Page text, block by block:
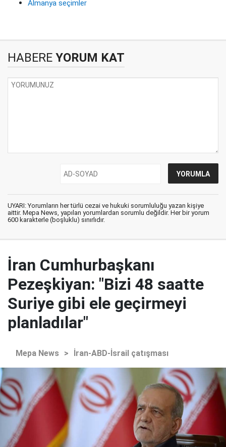
Almanya seçimler
HABERE YORUM KAT
UYARI: Yorumların her türlü cezai ve hukuki sorumluluğu yazan kişiye
aittir. Mepa News, yapılan yorumlardan sorumlu değildir. Her bir yorum
600 karakterle (boşluklu) sınırlıdır.
İran Cumhurbaşkanı
Pezeşkiyan: "Bizi 48 saatte
Suriye gibi ele geçirmeyi
planladılar"
Mepa News > İran-ABD-İsrail çatışması